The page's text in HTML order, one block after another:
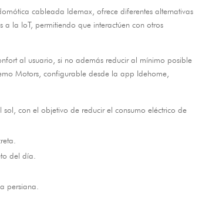
cableada Idemax ,ofrece diferentes alternativas
a la IoT, permitiendo que interactúen con otros
al usuario ,si no además reducir al mínimo posible
Motors ,configurable desde la app Idehome
sol ,con el objetivo de reducir el consumo eléctrico de
del día
persiana